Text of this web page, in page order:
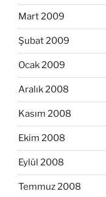
Mart 2009
Şubat 2009
Ocak 2009
Aralık 2008
Kasım 2008
Ekim 2008
Eylül 2008
Temmuz 2008